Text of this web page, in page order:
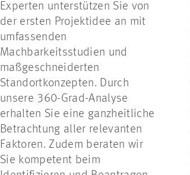
Experten unterstützen Sie von
der ersten Projektidee an mit
umfassenden
Machbarkeitsstudien und
maßgeschneiderten
Standortkonzepten. Durch
unsere 360-Grad-Analyse
erhalten Sie eine ganzheitliche
Betrachtung aller relevanten
Faktoren. Zudem beraten wir
Sie kompetent beim